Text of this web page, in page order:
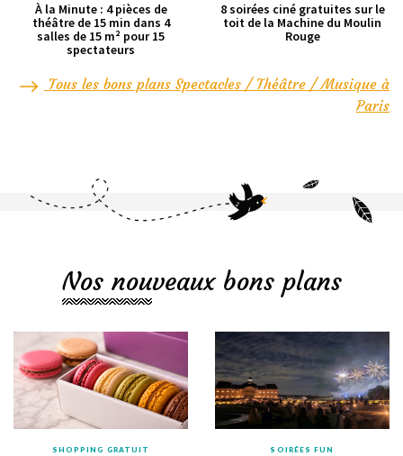
À la Minute : 4 pièces de
théâtre de 15 min dans 4
salles de 15 m² pour 15
spectateurs
8 soirées ciné gratuites sur le
toit de la Machine du Moulin
Rouge
Tous les bons plans Spectacles / Théâtre / Musique à
Paris
Nos nouveaux bons plans
SHOPPING GRATUIT SOIRÉES FUN